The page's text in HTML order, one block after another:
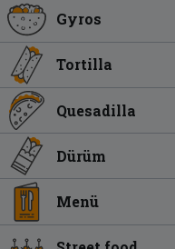
Gyros
Tortilla
Quesadilla
Dürüm
Menü